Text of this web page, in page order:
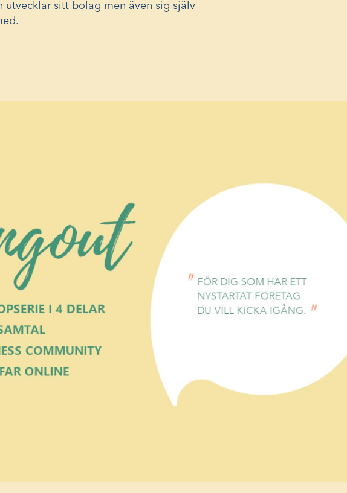
sitt bolag men även sig själv